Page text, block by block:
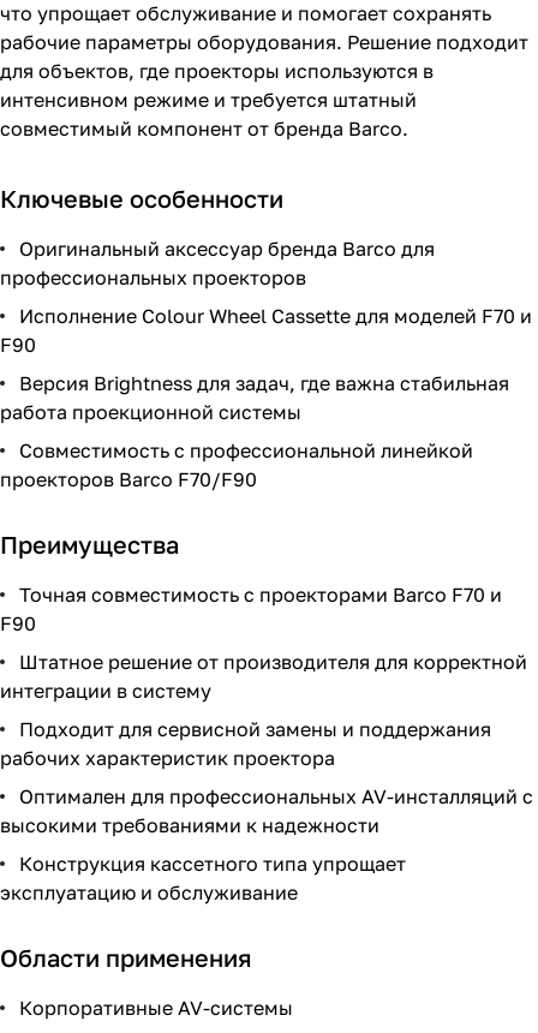
что упрощает обслуживание и помогает сохранять
рабочие параметры оборудования. Решение подходит
для объектов, где проекторы используются в
интенсивном режиме и требуется штатный
совместимый компонент от бренда Barco.
Ключевые особенности
Оригинальный аксессуар бренда Barco для
профессиональных проекторов
Исполнение Colour Wheel Cassette для моделей F70 и
F90
Версия Brightness для задач, где важна стабильная
работа проекционной системы
Совместимость с профессиональной линейкой
проекторов Barco F70/F90
Преимущества
Точная совместимость с проекторами Barco F70 и
F90
Штатное решение от производителя для корректной
интеграции в систему
Подходит для сервисной замены и поддержания
рабочих характеристик проектора
Оптимален для профессиональных AV-инсталляций с
высокими требованиями к надежности
Конструкция кассетного типа упрощает
эксплуатацию и обслуживание
Области применения
Корпоративные AV-системы